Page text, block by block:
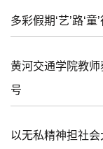
多彩假期‘艺’路‘
黄河交通学院教师
号
以无私精神担社